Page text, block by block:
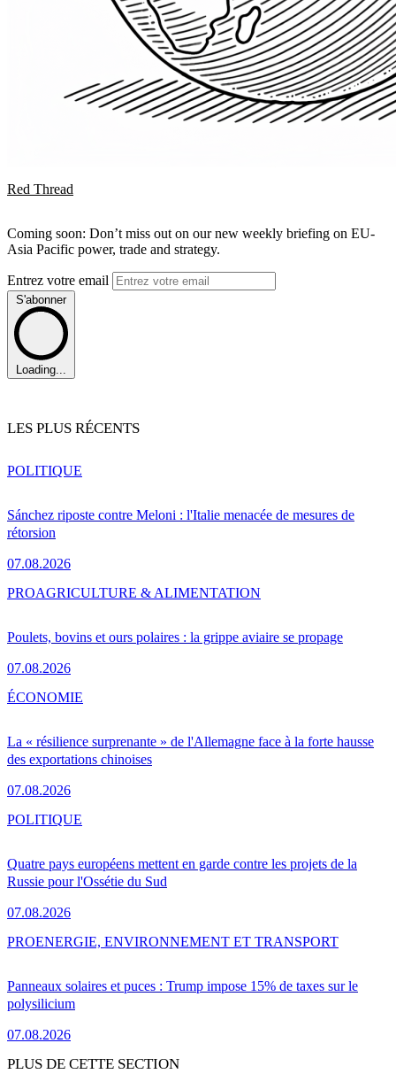
Red Thread
Coming soon: Don’t miss out on our new weekly briefing on EU-
Asia Pacific power, trade and strategy.
Entrez votre email
S'abonner
Loading...
LES PLUS RÉCENTS
Sánchez riposte contre Meloni : l'Italie menacée de mesures de
rétorsion
07.08.2026
POLITIQUE
Poulets, bovins et ours polaires : la grippe aviaire se propage
07.08.2026
PROAGRICULTURE & ALIMENTATION
La « résilience surprenante » de l'Allemagne face à la forte hausse
des exportations chinoises
07.08.2026
ÉCONOMIE
Quatre pays européens mettent en garde contre les projets de la
Russie pour l'Ossétie du Sud
07.08.2026
POLITIQUE
Panneaux solaires et puces : Trump impose 15% de taxes sur le
polysilicium
07.08.2026
PROENERGIE, ENVIRONNEMENT ET TRANSPORT
PLUS DE CETTE SECTION